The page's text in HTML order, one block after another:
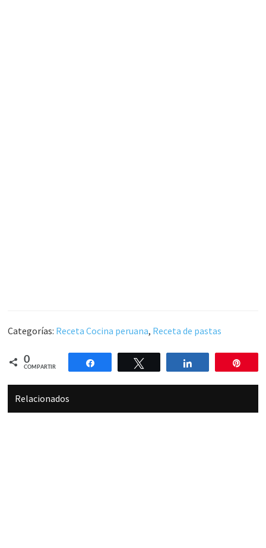
Categorías: Receta Cocina peruana, Receta de pastas
0
COMPARTIR
Compartir Compartir
Relacionados